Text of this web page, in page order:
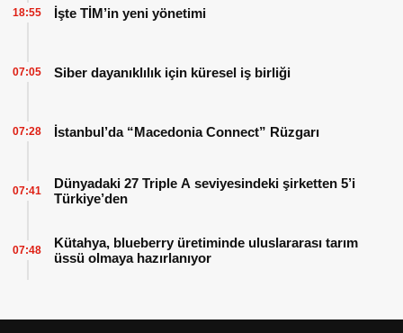
İşte TİM’in yeni yönetimi
18:55
Siber dayanıklılık için küresel iş birliği
07:05
İstanbul’da “Macedonia Connect” Rüzgarı
07:28
Dünyadaki 27 Triple A seviyesindeki şirketten 5’i
Türkiye’den
07:41
Kütahya, blueberry üretiminde uluslararası tarım
üssü olmaya hazırlanıyor
07:48